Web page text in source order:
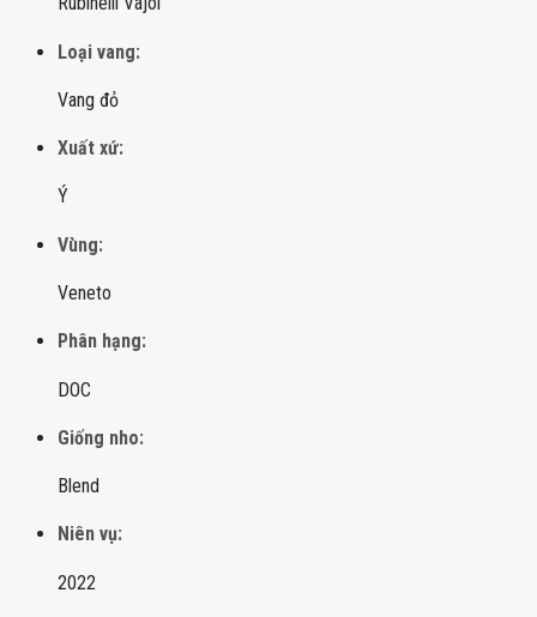
Loại vang:
Vang đỏ
Xuất xứ:
Ý
Vùng:
Veneto
Phân hạng:
DOC
Giống nho:
Blend
Niên vụ:
2022